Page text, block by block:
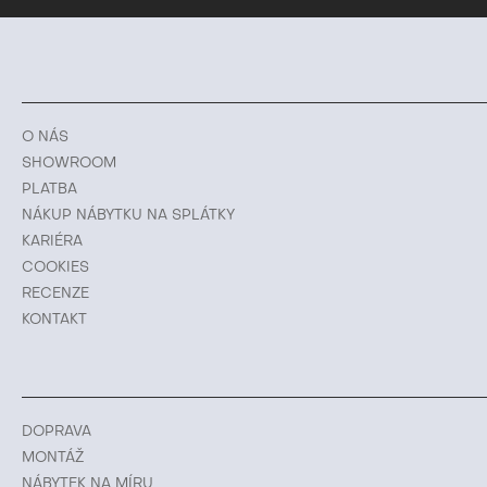
O NÁS
SHOWROOM
PLATBA
NÁKUP NÁBYTKU NA SPLÁTKY
KARIÉRA
COOKIES
RECENZE
KONTAKT
DOPRAVA
MONTÁŽ